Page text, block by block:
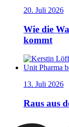
20. Juli 2026
Wie die
kommt
13. Juli 2026
Raus aus